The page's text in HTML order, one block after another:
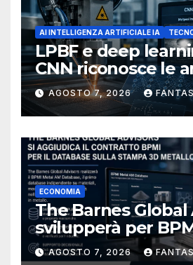
AI INTELLIGENZA ARTIFICIALE IA
LPBF e deep
CNN riconosce le
del bagno di
AGOSTO 7, 2026
ECONOMIA
The Barnes Global
svilupperà per
database per la
AGOSTO 7, 2026